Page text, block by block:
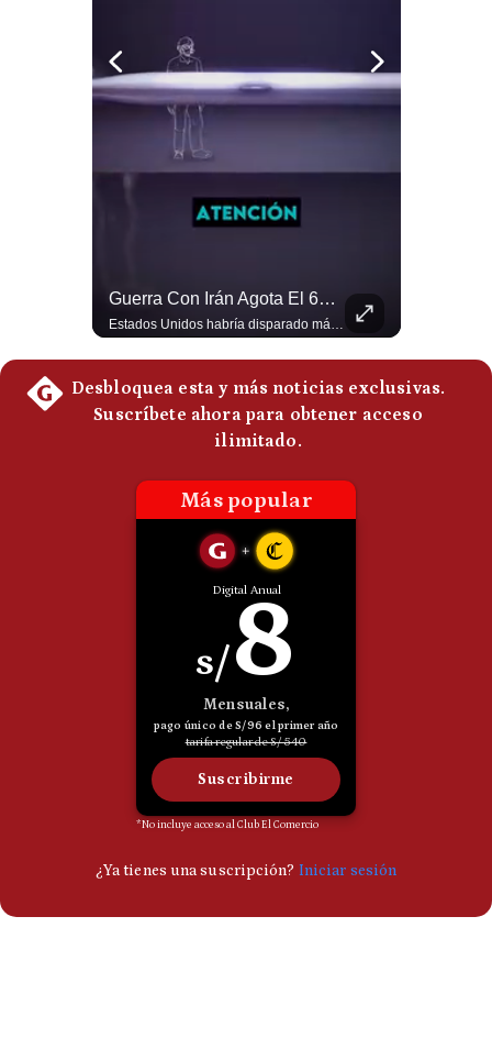
Privacidad
Preguntas
Guerra Con Irán Agota El 61% De Los Interceptores Patriot De EE.UU. | #radar24